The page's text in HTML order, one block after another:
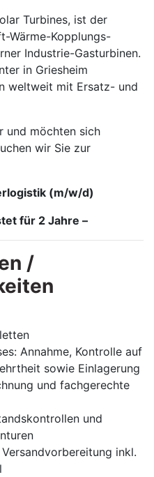
Turbines, ist der
Wärme-Kopplungs-
Industrie-Gasturbinen.
in Griesheim
weltweit mit Ersatz- und
und möchten sich
wir Sie zur
(m/w/d)
für 2 Jahre –
/
Annahme, Kontrolle auf
sowie Einlagerung
und fachgerechte
und
inkl.